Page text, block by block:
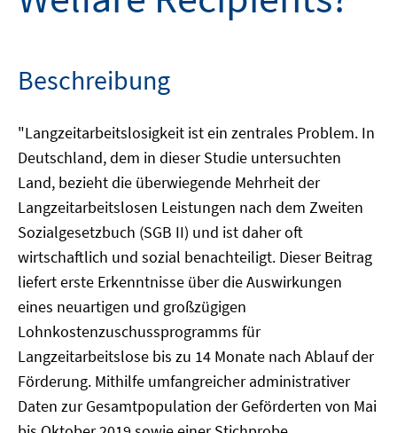
Beschreibung
"Langzeitarbeitslosigkeit ist ein zentrales Problem. In
Deutschland, dem in dieser Studie untersuchten
Land, bezieht die überwiegende Mehrheit der
Langzeitarbeitslosen Leistungen nach dem Zweiten
Sozialgesetzbuch (SGB II) und ist daher oft
wirtschaftlich und sozial benachteiligt. Dieser Beitrag
liefert erste Erkenntnisse über die Auswirkungen
eines neuartigen und großzügigen
Lohnkostenzuschussprogramms für
Langzeitarbeitslose bis zu 14 Monate nach Ablauf der
Förderung. Mithilfe umfangreicher administrativer
Daten zur Gesamtpopulation der Geförderten von Mai